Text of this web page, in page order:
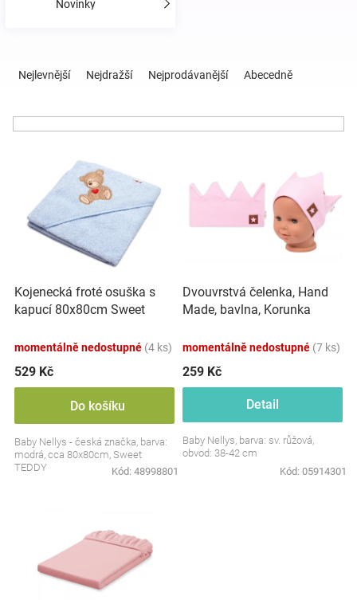
Hračky
oblečení
Blog
Novinky
ů
Nejlevnější Nejdražší Nejprodávanější Abecedně
o
d
u
t
ů
Kojenecká froté osuška s
kapucí 80x80cm Sweet
momentálně nedostupné (4 ks)
529 Kč
Do košíku
Baby Nellys - česká značka, barva:
modrá, cca 80x80cm, Sweet
TEDDY
Kód: 48998801
Dvouvrstvá čelenka, Hand
Made, bavlna, Korunka
momentálně nedostupné (7 ks)
259 Kč
Detail
Baby Nellys, barva: sv. růžová,
obvod: 38-42 cm
Kód: 05914301